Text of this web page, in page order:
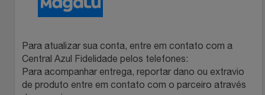
Perfumaria
Perfume
Perfumes
Portal Das Malas
Porto Brasil
Renner
Para atualizar sua conta, entre em contato com a
Central Azul Fidelidade pelos telefones:
Para acompanhar entrega, reportar dano ou extravio
de produto entre em contato com o parceiro através